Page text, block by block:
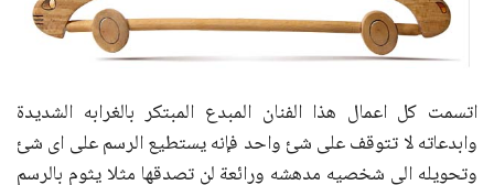
اتسمت كل اعمال هذا الفنان المبدع المبتكر بالغرابه الشديدة
وابدعاته لا تتوقف على شئ واحد فإنه يستطيع الرسم على اى شئ
وتحويله الى شخصيه مدهشه ورائعة لن تصدقها مثلا يثوم بالرسم